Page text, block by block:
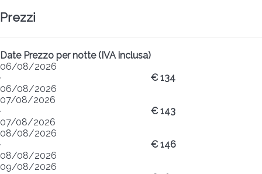
Prezzi
Date Prezzo per notte (IVA inclusa)
06/08/2026
·
06/08/2026
€ 134
07/08/2026
·
07/08/2026
€ 143
08/08/2026
·
08/08/2026
€ 146
09/08/2026